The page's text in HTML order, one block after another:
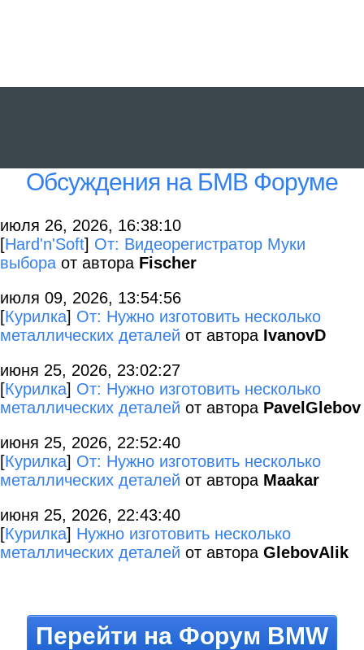
Обсуждения на БМВ Форуме
июля 26, 2026, 16:38:10
[Hard'n'Soft] От: Видеорегистратор Муки
выбора от автора Fischer
июля 09, 2026, 13:54:56
[Курилка] От: Нужно изготовить несколько
металлических деталей от автора IvanovD
июня 25, 2026, 23:02:27
[Курилка] От: Нужно изготовить несколько
металлических деталей от автора PavelGlebov
июня 25, 2026, 22:52:40
[Курилка] От: Нужно изготовить несколько
металлических деталей от автора Maakar
июня 25, 2026, 22:43:40
[Курилка] Нужно изготовить несколько
металлических деталей от автора GlebovAlik
Перейти на Форум BMW